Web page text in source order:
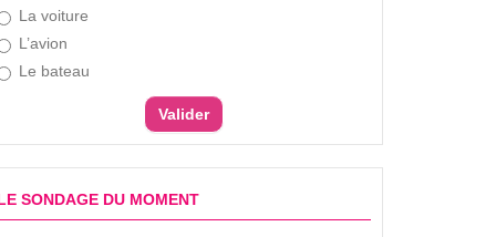
La voiture
L’avion
Le bateau
SONDAGE DU MOMENT